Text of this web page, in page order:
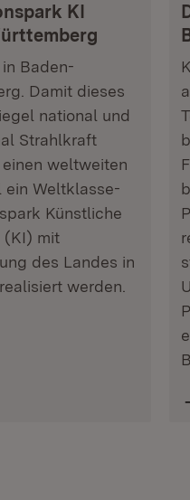
KI
Baden-
Damit dieses
national und
Strahlkraft
weltweiten
ein Weltklasse-
Künstliche
(KI) mit
des Landes in
werden.